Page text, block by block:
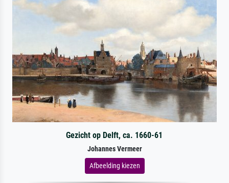
Gezicht op Delft, ca. 1660-61
Johannes Vermeer
Afbeelding kiezen